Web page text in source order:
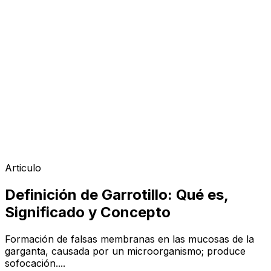
Articulo
Definición de Garrotillo: Qué es,
Significado y Concepto
Formación de falsas membranas en las mucosas de la
garganta, causada por un microorganismo; produce
sofocación....